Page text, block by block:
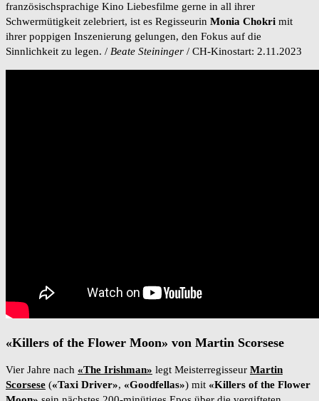
französischsprachige Kino Liebesfilme gerne in all ihrer
Schwermütigkeit zelebriert, ist es Regisseurin Monia Chokri mit
ihrer poppigen Inszenierung gelungen, den Fokus auf die
Sinnlichkeit zu legen. / Beate Steininger / CH-Kinostart: 2.11.2023
«Killers of the Flower Moon» von Martin Scorsese
Vier Jahre nach «The Irishman» legt Meisterregisseur Martin
Scorsese («Taxi Driver», «Goodfellas») mit «Killers of the Flower